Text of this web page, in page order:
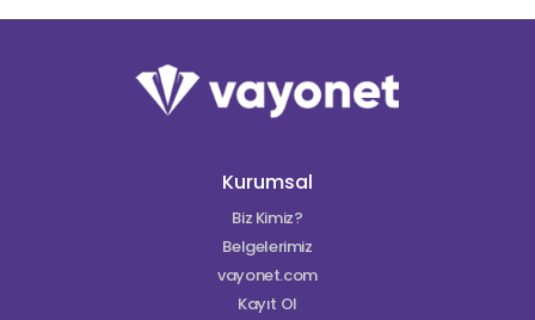
Kurumsal
Biz Kimiz?
Belgelerimiz
vayonet.com
Kayıt Ol